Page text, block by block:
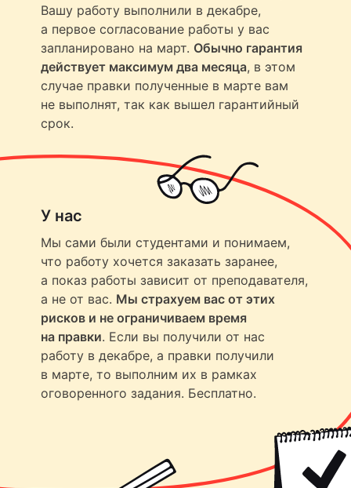
Вашу работу выполнили в декабре,
а первое согласование работы у вас
запланировано на март. Обычно гарантия
действует максимум два месяца, в этом
случае правки полученные в марте вам
не выполнят, так как вышел гарантийный
срок.
У нас
Мы сами были студентами и понимаем,
что работу хочется заказать заранее,
а показ работы зависит от преподавателя,
а не от вас. Мы страхуем вас от этих
рисков и не ограничиваем время
на правки. Если вы получили от нас
работу в декабре, а правки получили
в марте, то выполним их в рамках
оговоренного задания. Бесплатно.